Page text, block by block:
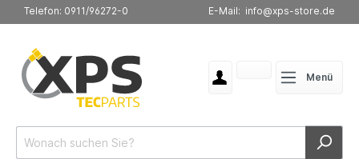
Telefon: 0911/96272-0 E-Mail: info@xps-store.de
Menü